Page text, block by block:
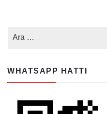
WHATSAPP HATTI